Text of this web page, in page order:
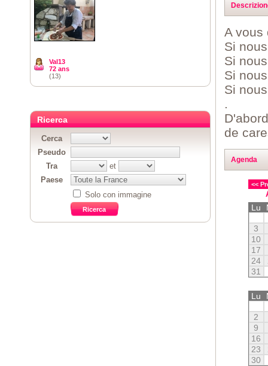
A vous
Si
Si
Si
Si
de
Agenda
<<
Lu
3
10
17
24
31
Lu
2
9
16
23
30
Val13
72 ans
(13)
Ricerca
Cerca
Pseudo
Tra
et
Paese
Solo con immagine